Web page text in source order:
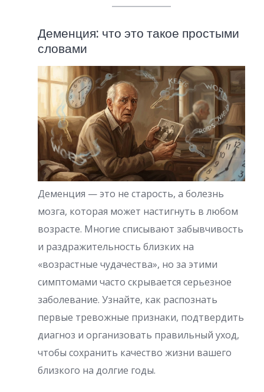
Деменция: что это такое простыми
словами
Деменция — это не старость, а болезнь
мозга, которая может настигнуть в любом
возрасте. Многие списывают забывчивость
и раздражительность близких на
«возрастные чудачества», но за этими
симптомами часто скрывается серьезное
заболевание. Узнайте, как распознать
первые тревожные признаки, подтвердить
диагноз и организовать правильный уход,
чтобы сохранить качество жизни вашего
близкого на долгие годы.